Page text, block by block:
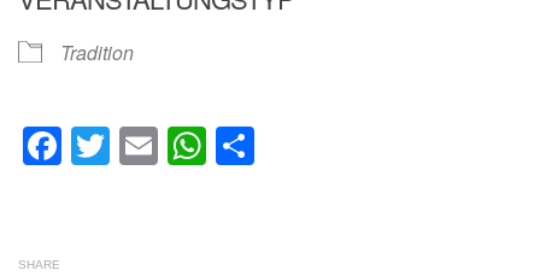
Tradition
Facebook
Twitter
EmailWhatsApp
SHARE